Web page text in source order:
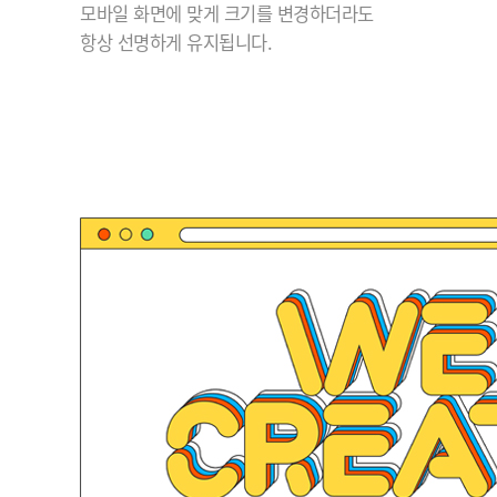
모바일 화면에 맞게 크기를 변경하더라도
항상 선명하게 유지됩니다.